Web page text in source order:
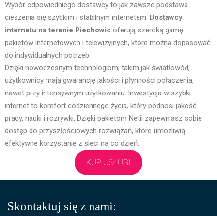
Wybór odpowiedniego dostawcy to jak zawsze podstawa
cieszenia się szybkim i stabilnym internetem. Dostawcy
internetu na terenie Piechowic oferują szeroką gamę
pakietów internetowych i telewizyjnych, które można dopasować
do indywidualnych potrzeb.
Dzięki nowoczesnym technologiom, takim jak światłowód,
użytkownicy mają gwarancję jakości i płynności połączenia,
nawet przy intensywnym użytkowaniu. Inwestycja w szybki
internet to komfort codziennego życia, który podnosi jakość
pracy, nauki i rozrywki. Dzięki pakietom Netii zapewniasz sobie
dostęp do przyszłościowych rozwiązań, które umożliwią
efektywne korzystanie z sieci na co dzień.
KUP USŁUGI
Skontaktuj się z nami: